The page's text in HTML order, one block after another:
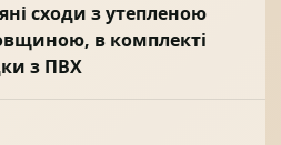
сходи з утепленою
в комплекті
з ПВХ